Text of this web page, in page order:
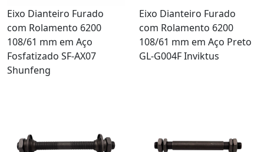
Eixo Dianteiro Furado
com Rolamento 6200
108/61 mm em Aço
Fosfatizado SF-AX07
Shunfeng
Eixo Dianteiro Furado
com Rolamento 6200
108/61 mm em Aço Preto
GL-G004F Inviktus